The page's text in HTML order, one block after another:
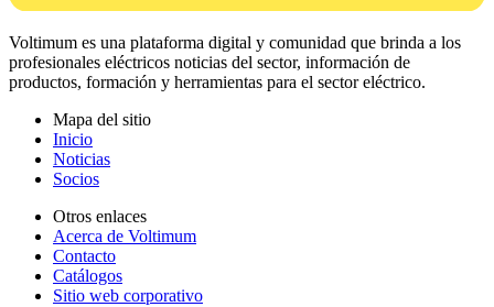
Voltimum es una plataforma digital y comunidad que brinda a los
profesionales eléctricos noticias del sector, información de
productos, formación y herramientas para el sector eléctrico.
Mapa del sitio
Inicio
Noticias
Socios
Otros enlaces
Acerca de Voltimum
Contacto
Catálogos
Sitio web corporativo